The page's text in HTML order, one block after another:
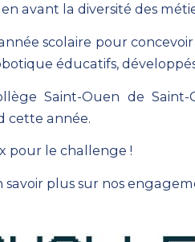
avant la diversité des
scolaire pour
éducatifs,
Saint-Ouen de
cette année.
pour le challenge !
savoir plus sur nos